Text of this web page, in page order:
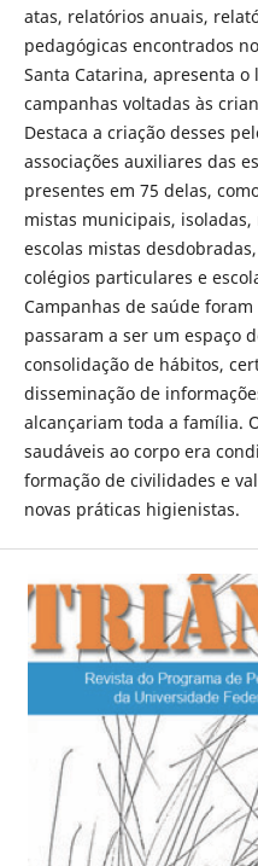
atas, relatórios anuais,
pedagógicas encontrados
Santa Catarina, apresenta o
campanhas voltadas às
Destaca a criação desses
associações auxiliares das
presentes em 75 delas,
mistas municipais,
escolas mistas
colégios particulares e
Campanhas de saúde
passaram a ser um espaço
consolidação de hábitos,
disseminação de
alcançariam toda a família.
saudáveis ao corpo era
formação de civilidades e
novas práticas higienistas.